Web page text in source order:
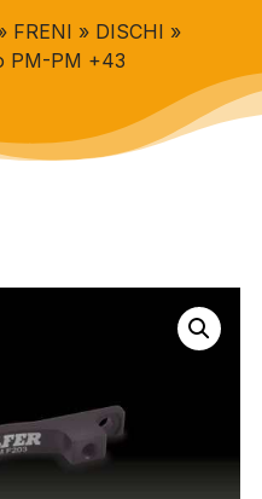
FRENI » DISCHI »
PM-PM +43